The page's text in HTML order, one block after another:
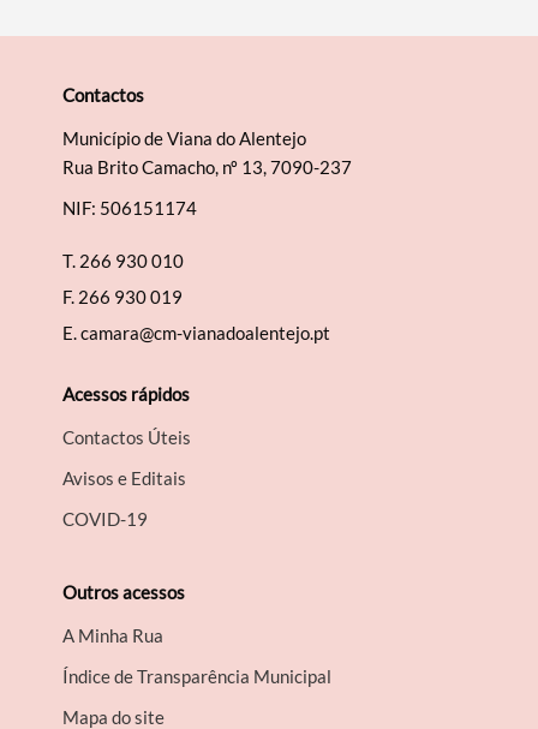
Contactos
Município de Viana do Alentejo
Rua Brito Camacho, nº 13, 7090-237
NIF: 506151174
T. 266 930 010
F. 266 930 019
E.camara@cm-vianadoalentejo.pt
Acessos rápidos
Contactos Úteis
Avisos e Editais
COVID-19
Outros acessos
A Minha Rua
Índice de Transparência Municipal
Mapa do site